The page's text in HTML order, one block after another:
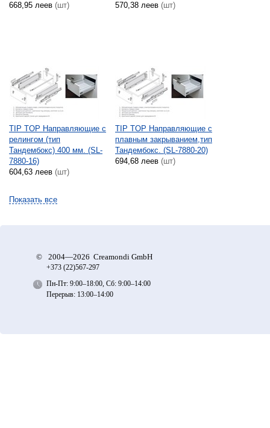
668,95 леев (шт)
570,38 леев (шт)
TIP TOP Направляющие с
релингом (тип
Тандембокс) 400 мм. (SL-
7880-16)
604,63 леев (шт)
TIP TOP Направляющие с
плавным закрыванием,тип
Тандембокс. (SL-7880-20)
694,68 леев (шт)
Показать все
© 2004—2026 Creamondi GmbH
+373 (22)567-297
Пн-Пт: 9:00–18:00, Сб: 9:00–14:00
Перерыв: 13:00–14:00